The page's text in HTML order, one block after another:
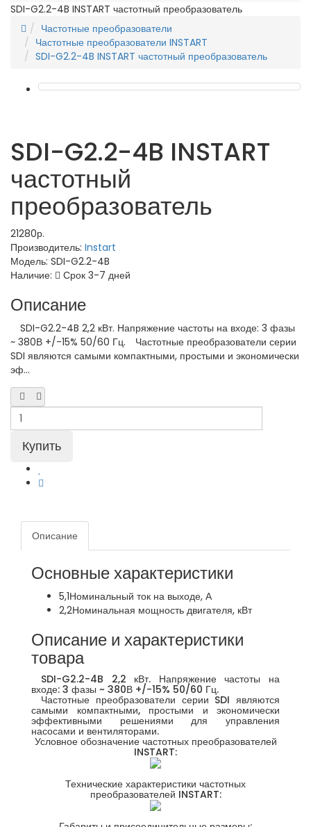
SDI-G2.2-4B INSTART частотный преобразователь
Частотные преобразователи
Частотные преобразователи INSTART
SDI-G2.2-4B INSTART частотный преобразователь
SDI-G2.2-4B INSTART
частотный
преобразователь
21280р.
Производитель: Instart
Модель: SDI-G2.2-4B
Наличие:
Срок 3-7 дней
Описание
SDI-G2.2-4B 2,2 кВт. Напряжение частоты на входе: 3 фазы
~ 380В +/-15% 50/60 Гц. Частотные преобразователи серии
SDI являются самыми компактными, простыми и экономически
эф...
Описание
Основные характеристики
5,1Номинальный ток на выходе, А
2,2Номинальная мощность двигателя, кВт
Описание и характеристики
товара
SDI-G2.2-4B 2,2 кВт. Напряжение частоты на
входе: 3 фазы ~ 380В +/-15% 50/60 Гц.
Частотные преобразователи серии SDI являются
самыми компактными, простыми и экономически
эффективными решениями для управления
насосами и вентиляторами.
Условное обозначение частотных преобразователей
INSTART:
Технические характеристики частотных
преобразователей INSTART: